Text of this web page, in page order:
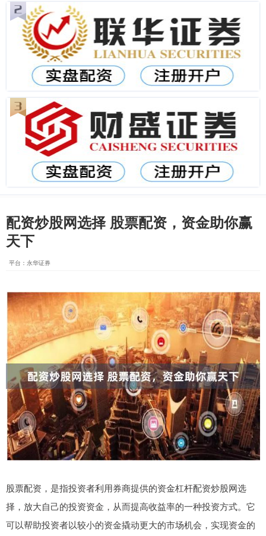
配资炒股网选择 股票配资，资金助你赢
天下
平台：永华证券
股票配资，是指投资者利用券商提供的资金杠杆配资炒股网选
择，放大自己的投资资金，从而提高收益率的一种投资方式。它
可以帮助投资者以较小的资金撬动更大的市场机会，实现资金的